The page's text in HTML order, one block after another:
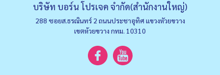
บริษัท บอร์น โปรเจค จำกัด(สำนักงานใหญ่)
288 ซอยส.ธรณินทร์ 2 ถนนประชาอุทิศ แขวงหัวยขวาง
เขตห้วยขวาง กทม. 10310